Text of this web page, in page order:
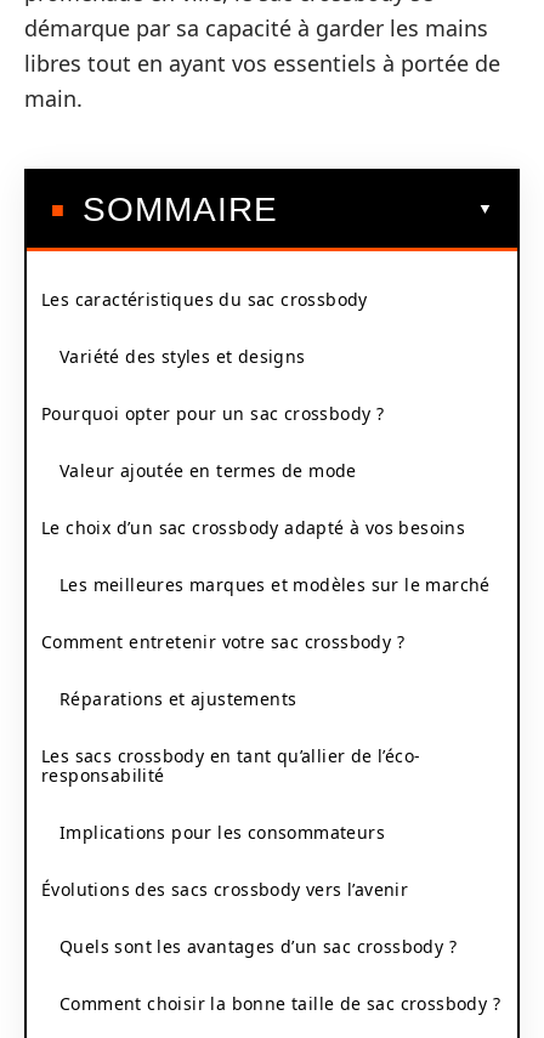
démarque par sa capacité à garder les mains
libres tout en ayant vos essentiels à portée de
main.
SOMMAIRE
Les caractéristiques du sac crossbody
Variété des styles et designs
Pourquoi opter pour un sac crossbody ?
Valeur ajoutée en termes de mode
Le choix d’un sac crossbody adapté à vos besoins
Les meilleures marques et modèles sur le marché
Comment entretenir votre sac crossbody ?
Réparations et ajustements
Les sacs crossbody en tant qu’allier de l’éco-
responsabilité
Implications pour les consommateurs
Évolutions des sacs crossbody vers l’avenir
Quels sont les avantages d’un sac crossbody ?
Comment choisir la bonne taille de sac crossbody ?